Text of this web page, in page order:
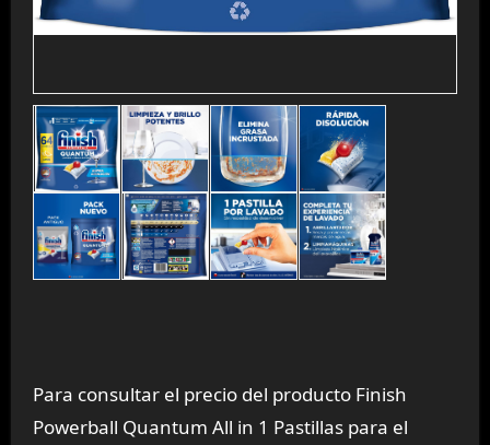
Para consultar el precio del producto Finish
Powerball Quantum All in 1 Pastillas para el